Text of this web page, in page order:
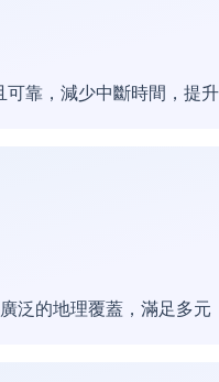
靠，減少中斷時間，提升
泛的地理覆蓋，滿足多元